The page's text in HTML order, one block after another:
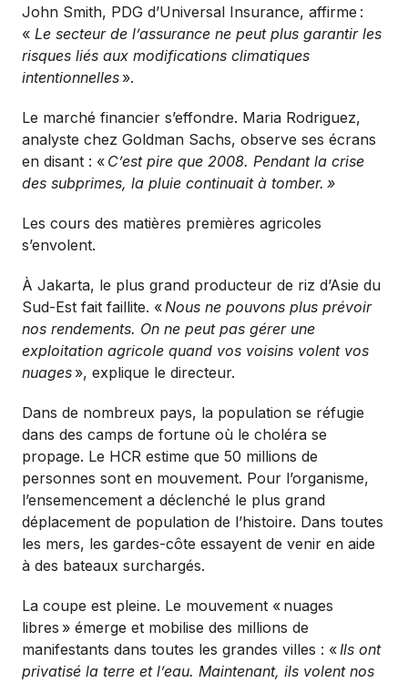
John Smith, PDG d’Universal Insurance, affirme :
« Le secteur de l’assurance ne peut plus garantir les
risques liés aux modifications climatiques
intentionnelles ».
Le marché financier s’effondre. Maria Rodriguez,
analyste chez Goldman Sachs, observe ses écrans
en disant : « C’est pire que 2008. Pendant la crise
des subprimes, la pluie continuait à tomber. »
Les cours des matières premières agricoles
s’envolent.
À Jakarta, le plus grand producteur de riz d’Asie du
Sud-Est fait faillite. « Nous ne pouvons plus prévoir
nos rendements. On ne peut pas gérer une
exploitation agricole quand vos voisins volent vos
nuages », explique le directeur.
Dans de nombreux pays, la population se réfugie
dans des camps de fortune où le choléra se
propage. Le HCR estime que 50 millions de
personnes sont en mouvement. Pour l’organisme,
l’ensemencement a déclenché le plus grand
déplacement de population de l’histoire. Dans toutes
les mers, les gardes-côte essayent de venir en aide
à des bateaux surchargés.
La coupe est pleine. Le mouvement « nuages
libres » émerge et mobilise des millions de
manifestants dans toutes les grandes villes : « Ils ont
privatisé la terre et l’eau. Maintenant, ils volent nos